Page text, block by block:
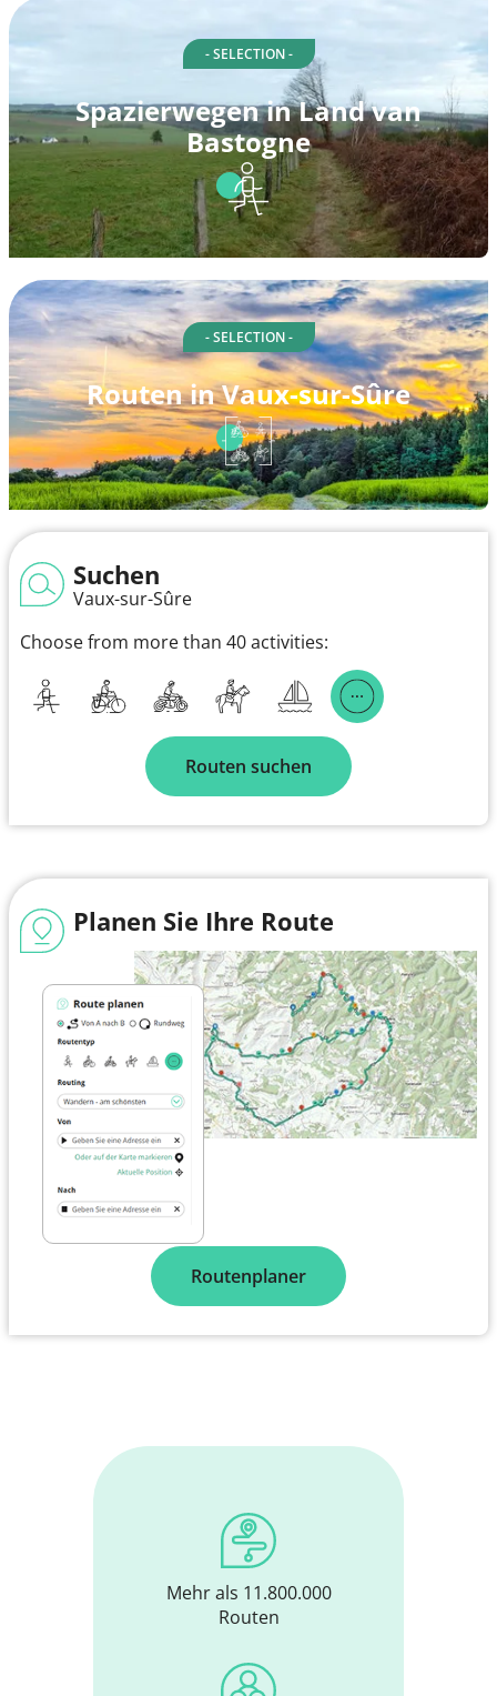
- SELECTION -
Spazierwegen in Land van
Bastogne
- SELECTION -
Routen in Vaux-sur-Sûre
Suchen
Vaux-sur-Sûre
Choose from more than 40 activities:
Routen suchen
Planen Sie Ihre Route
Routenplaner
Mehr als 11.800.000
Routen